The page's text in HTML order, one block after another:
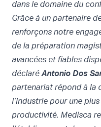
dans le domaine du
Grâce à un partenaire
renforçons notre
de la préparation
avancées et fiables
déclaré Antonio Dos
partenariat répond à la
l’industrie pour une
productivité. Medisca